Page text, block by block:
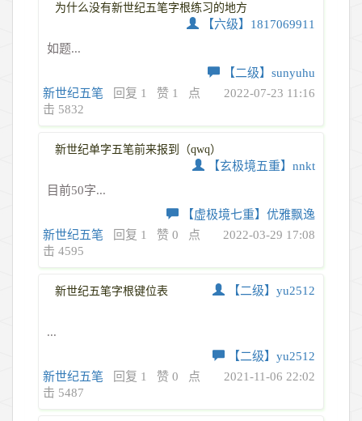
为什么没有新世纪五笔字根练习的地方
【六级】1817069911
如题...
【二级】sunyuhu
2022-07-23 11:16
新世纪五笔 回复 1 赞 1
点
击 5832
新世纪单字五笔前来报到（qwq）
【玄极境五重】nnkt
目前50字...
【虚极境七重】优雅飘逸
2022-03-29 17:08
新世纪五笔 回复 1 赞 0
点
击 4595
新世纪五笔字根键位表 【二级】yu2512
...
【二级】yu2512
2021-11-06 22:02
新世纪五笔 回复 1 赞 0
点
击 5487